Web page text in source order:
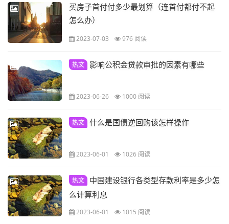
买房子首付付多少最划算（连首付都付不起
怎么办）
2023-07-03 976 阅读
热文 影响公积金贷款审批的因素有哪些
2023-06-26 1000 阅读
热文 什么是国债逆回购该怎样操作
2023-06-01 1026 阅读
热文
中国建设银行各类型存款利率是多少怎
么计算利息
2023-06-01 1015 阅读